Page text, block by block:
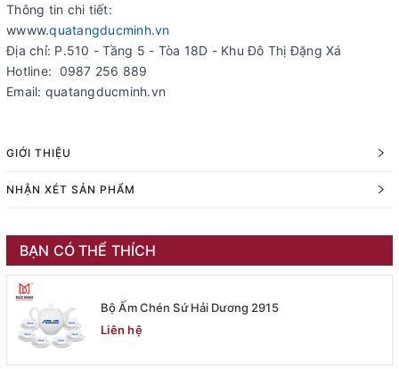
Thông tin chi tiết:
wwww.quatangducminh.vn
Địa chỉ: P.510 - Tầng 5 - Tòa 18D - Khu Đô Thị Đặng Xá
Hotline: 0987 256 889
Email: quatangducminh.vn
GIỚI THIỆU
NHẬN XÉT SẢN PHẨM
BẠN CÓ THỂ THÍCH
Bộ Ấm Chén Sứ Hải Dương 2915
Liên hệ